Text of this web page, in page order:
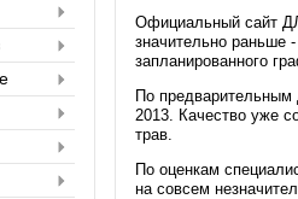
Официальный сайт
значительно раньше
запланированного
По
2013. Качество уже
трав.
По оценкам
на совсем